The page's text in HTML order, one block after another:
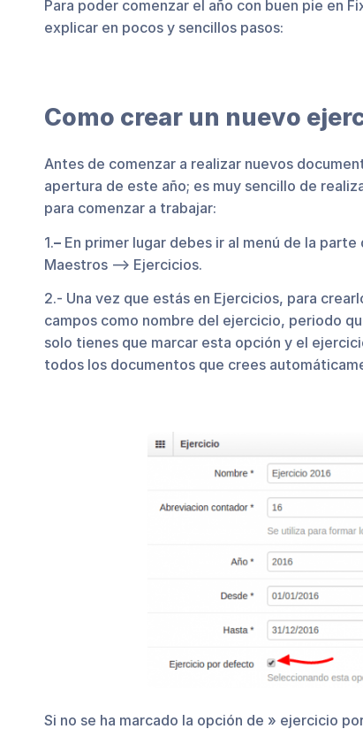
Para poder comenzar el año con buen pie en
explicar en pocos y sencillos pasos:
Como crear un nuevo
Antes de comenzar a realizar nuevos
apertura de este año; es muy sencillo de
para comenzar a trabajar:
1.– En primer lugar debes ir al menú de la
Maestros –> Ejercicios.
2.- Una vez que estás en Ejercicios, para
campos como nombre del ejercicio, periodo
solo tienes que marcar esta opción y el
todos los documentos que crees
Si no se ha marcado la opción de » ejercicio